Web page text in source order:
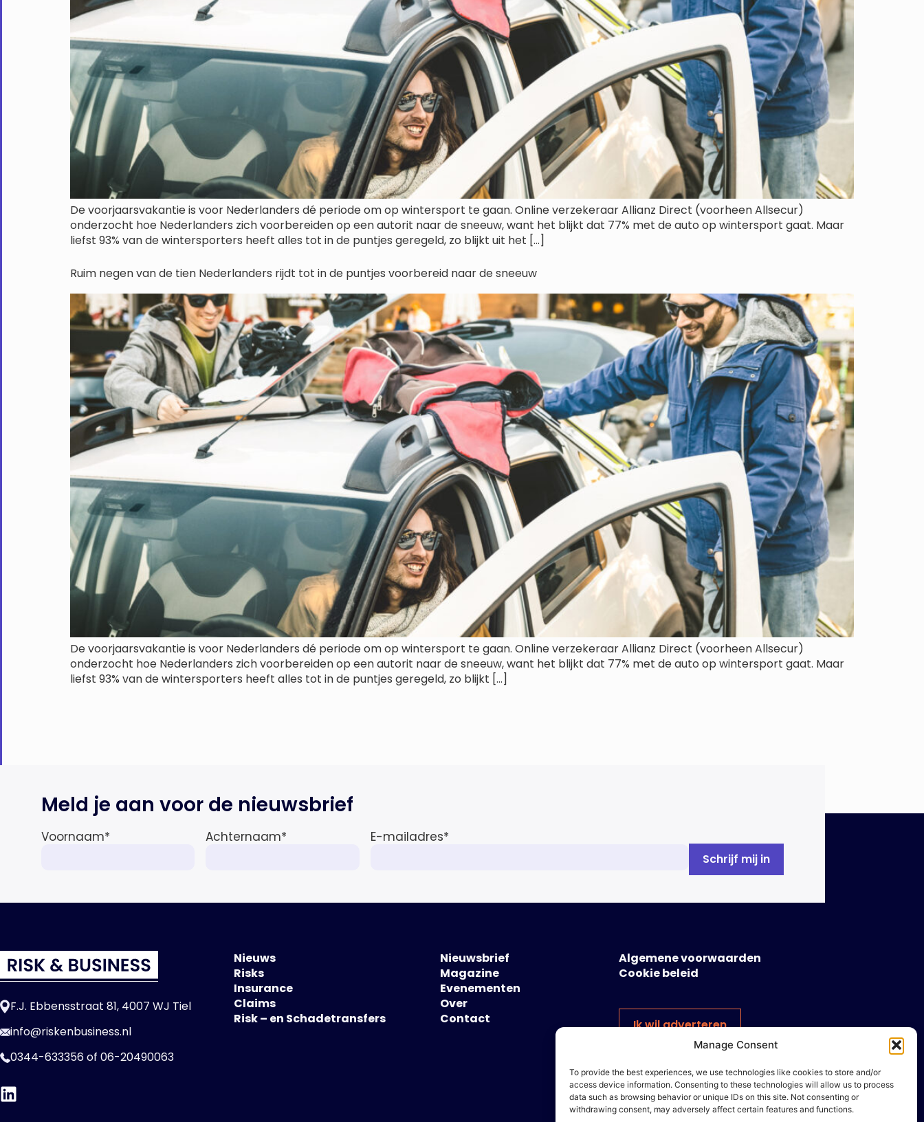
Manage Consent
To provide the best experiences, we use technologies like cookies to store and/or
access device information. Consenting to these technologies will allow us to process
data such as browsing behavior or unique IDs on this site. Not consenting or
withdrawing consent, may adversely affect certain features and functions.
De voorjaarsvakantie is voor Nederlanders dé periode om op wintersport te gaan. Online verzekeraar Allianz Direct (voorheen Allsecur)
onderzocht hoe Nederlanders zich voorbereiden op een autorit naar de sneeuw, want het blijkt dat 77% met de auto op wintersport gaat. Maar
liefst 93% van de wintersporters heeft alles tot in de puntjes geregeld, zo blijkt uit het […]
Ruim negen van de tien Nederlanders rijdt tot in de puntjes voorbereid naar de sneeuw
De voorjaarsvakantie is voor Nederlanders dé periode om op wintersport te gaan. Online verzekeraar Allianz Direct (voorheen Allsecur)
onderzocht hoe Nederlanders zich voorbereiden op een autorit naar de sneeuw, want het blijkt dat 77% met de auto op wintersport gaat. Maar
liefst 93% van de wintersporters heeft alles tot in de puntjes geregeld, zo blijkt […]
Meld je aan voor de nieuwsbrief
Voornaam* Achternaam* E-mailadres*
F.J. Ebbensstraat 81, 4007 WJ Tiel
info@riskenbusiness.nl
0344-633356of 06-20490063
Nieuws
Risks
Insurance
Claims
Risk – en Schadetransfers
Nieuwsbrief
Magazine
Evenementen
Over
Contact
Algemene voorwaarden
Cookie beleid
Ik wil adverteren